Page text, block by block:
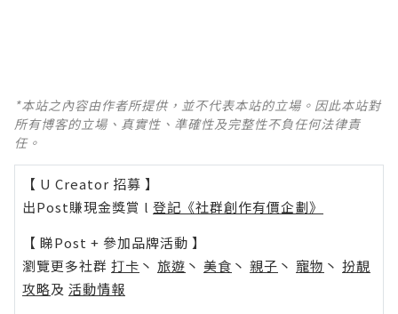
*本站之內容由作者所提供，並不代表本站的立場。因此本站對
所有博客的立場、真實性、準確性及完整性不負任何法律責
任。
【 U Creator 招募 】
出Post賺現金獎賞 l 登記《社群創作有價企劃》
【 睇Post + 參加品牌活動 】
瀏覽更多社群 打卡 丶 旅遊 丶 美食 丶 親子 丶 寵物 丶 扮靚
攻略及 活動情報